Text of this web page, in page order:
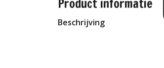
Product informatie
Beschrijving